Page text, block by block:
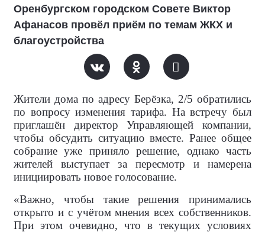
Оренбургском городском Совете Виктор
Афанасов провёл приём по темам ЖКХ и
благоустройства
Жители дома по адресу Берёзка, 2/5 обратились
по вопросу изменения тарифа. На встречу был
приглашён директор Управляющей компании,
чтобы обсудить ситуацию вместе. Ранее общее
собрание уже приняло решение, однако часть
жителей выступает за пересмотр и намерена
инициировать новое голосование.
«Важно, чтобы такие решения принимались
открыто и с учётом мнения всех собственников.
При этом очевидно, что в текущих условиях